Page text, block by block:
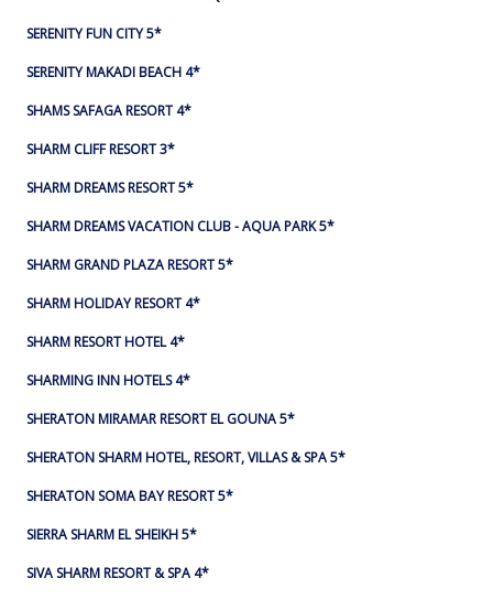
SERENITY FUN CITY 5*
SERENITY MAKADI BEACH 4*
SHAMS SAFAGA RESORT 4*
SHARM CLIFF RESORT 3*
SHARM DREAMS RESORT 5*
SHARM DREAMS VACATION CLUB - AQUA PARK 5*
SHARM GRAND PLAZA RESORT 5*
SHARM HOLIDAY RESORT 4*
SHARM RESORT HOTEL 4*
SHARMING INN HOTELS 4*
SHERATON MIRAMAR RESORT EL GOUNA 5*
SHERATON SHARM HOTEL, RESORT, VILLAS & SPA 5*
SHERATON SOMA BAY RESORT 5*
SIERRA SHARM EL SHEIKH 5*
SIVA SHARM RESORT & SPA 4*